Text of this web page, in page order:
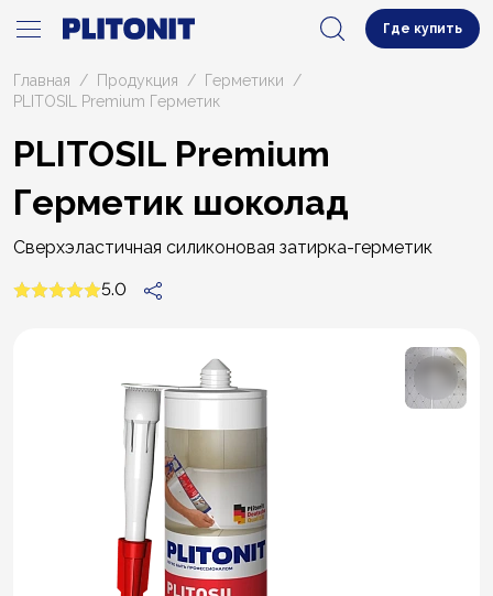
Где купить
Главная Продукция
Герметики
PLITOSIL Premium Герметик
PLITOSIL Premium
Герметик шоколад
Сверхэластичная силиконовая затирка-герметик
5.0